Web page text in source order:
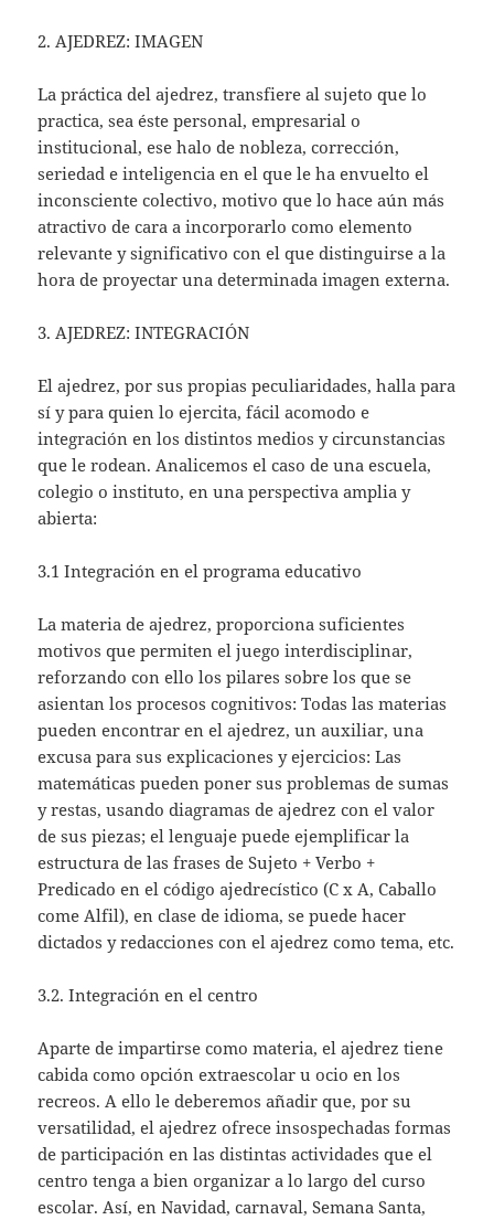
2. AJEDREZ: IMAGEN
La práctica del ajedrez, transfiere al sujeto que lo
practica, sea éste personal, empresarial o
institucional, ese halo de nobleza, corrección,
seriedad e inteligencia en el que le ha envuelto el
inconsciente colectivo, motivo que lo hace aún más
atractivo de cara a incorporarlo como elemento
relevante y significativo con el que distinguirse a la
hora de proyectar una determinada imagen externa.
3. AJEDREZ: INTEGRACIÓN
El ajedrez, por sus propias peculiaridades, halla para
sí y para quien lo ejercita, fácil acomodo e
integración en los distintos medios y circunstancias
que le rodean. Analicemos el caso de una escuela,
colegio o instituto, en una perspectiva amplia y
abierta:
3.1 Integración en el programa educativo
La materia de ajedrez, proporciona suficientes
motivos que permiten el juego interdisciplinar,
reforzando con ello los pilares sobre los que se
asientan los procesos cognitivos: Todas las materias
pueden encontrar en el ajedrez, un auxiliar, una
excusa para sus explicaciones y ejercicios: Las
matemáticas pueden poner sus problemas de sumas
y restas, usando diagramas de ajedrez con el valor
de sus piezas; el lenguaje puede ejemplificar la
estructura de las frases de Sujeto + Verbo +
Predicado en el código ajedrecístico (C x A, Caballo
come Alfil), en clase de idioma, se puede hacer
dictados y redacciones con el ajedrez como tema, etc.
3.2. Integración en el centro
Aparte de impartirse como materia, el ajedrez tiene
cabida como opción extraescolar u ocio en los
recreos. A ello le deberemos añadir que, por su
versatilidad, el ajedrez ofrece insospechadas formas
de participación en las distintas actividades que el
centro tenga a bien organizar a lo largo del curso
escolar. Así, en Navidad, carnaval, Semana Santa,